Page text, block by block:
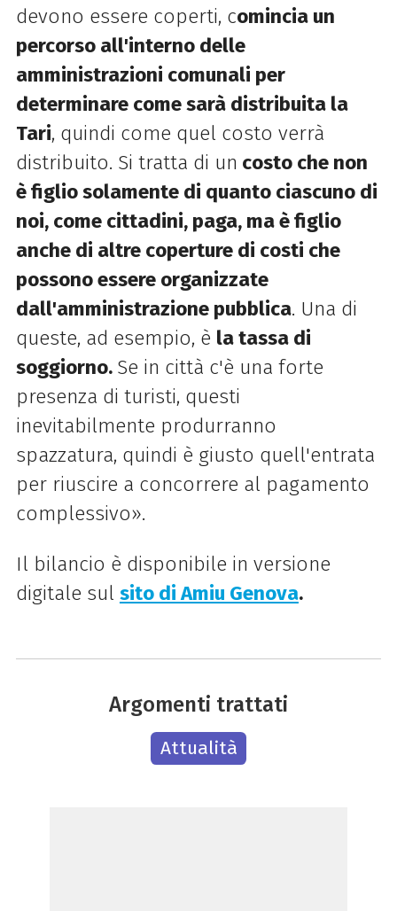
devono essere coperti, comincia un
percorso all'interno delle
amministrazioni comunali per
determinare come sarà distribuita la
Tari, quindi come quel costo verrà
distribuito. Si tratta di un costo che non
è figlio solamente di quanto ciascuno di
noi, come cittadini, paga, ma è figlio
anche di altre coperture di costi che
possono essere organizzate
dall'amministrazione pubblica. Una di
queste, ad esempio, è la tassa di
soggiorno. Se in città c'è una forte
presenza di turisti, questi
inevitabilmente produrranno
spazzatura, quindi è giusto quell'entrata
per riuscire a concorrere al pagamento
complessivo».
Il bilancio è disponibile in versione
digitale sul sito di Amiu Genova.
Argomenti trattati
Attualità